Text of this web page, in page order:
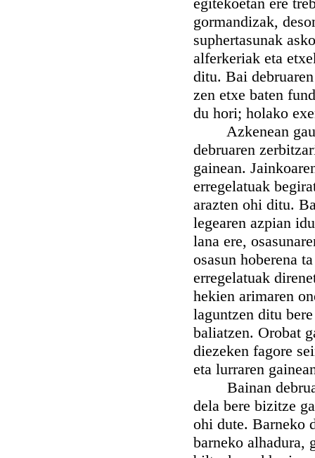
gormandizak,
suphertasunak
alferkeriak eta
ditu. Bai
zen etxe baten
du hori; holako
Azkenean
debruaren
gainean.
erregelatuak
arazten ohi ditu.
legearen azpian
lana ere,
osasun hoberena
erregelatuak
hekien arimaren
laguntzen ditu
baliatzen. Orobat
diezeken fagore
eta lurraren
Bainan
dela bere bizitze
ohi dute. Barneko
barneko alhadura,